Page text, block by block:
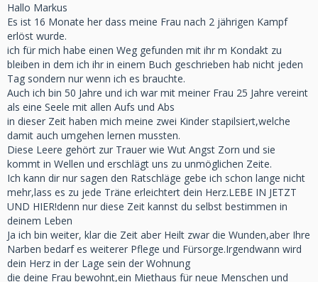
Hallo Markus
Es ist 16 Monate her dass meine Frau nach 2 jährigen Kampf
erlöst wurde.
ich für mich habe einen Weg gefunden mit ihr m Kondakt zu
bleiben in dem ich ihr in einem Buch geschrieben hab nicht jeden
Tag sondern nur wenn ich es brauchte.
Auch ich bin 50 Jahre und ich war mit meiner Frau 25 Jahre vereint
als eine Seele mit allen Aufs und Abs
in dieser Zeit haben mich meine zwei Kinder stapilsiert,welche
damit auch umgehen lernen mussten.
Diese Leere gehört zur Trauer wie Wut Angst Zorn und sie
kommt in Wellen und erschlägt uns zu unmöglichen Zeite.
Ich kann dir nur sagen den Ratschläge gebe ich schon lange nicht
mehr,lass es zu jede Träne erleichtert dein Herz.LEBE IN JETZT
UND HIER!denn nur diese Zeit kannst du selbst bestimmen in
deinem Leben
Ja ich bin weiter, klar die Zeit aber Heilt zwar die Wunden,aber Ihre
Narben bedarf es weiterer Pflege und Fürsorge.Irgendwann wird
dein Herz in der Lage sein der Wohnung
die deine Frau bewohnt,ein Miethaus für neue Menschen und